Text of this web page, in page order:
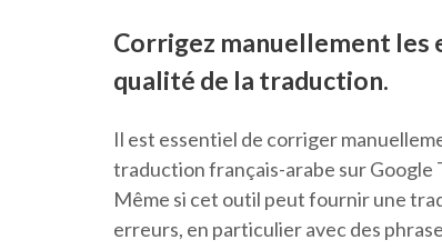
Corrigez manuellement
qualité de la traduction.
Il est essentiel de corriger
traduction français-arabe sur Google
Même si cet outil peut fournir une
erreurs, en particulier avec des